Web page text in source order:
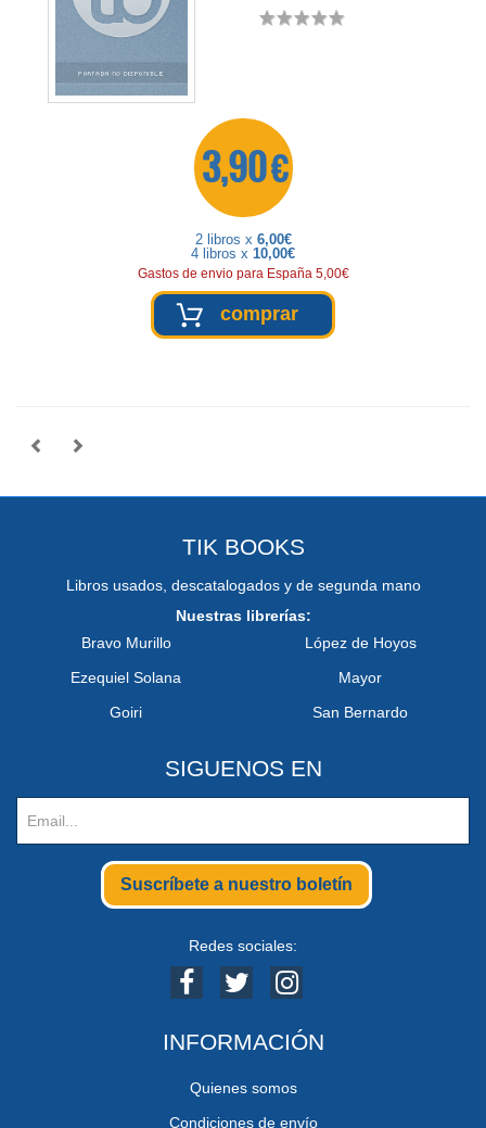
3,90 €
2 libros x 6,00€
4 libros x 10,00€
Gastos de envio para España 5,00€
comprar
TIK BOOKS
Libros usados, descatalogados y de segunda mano
Nuestras librerías:
Bravo Murillo
Ezequiel Solana
Goiri
López de Hoyos
Mayor
San Bernardo
SIGUENOS EN
Suscríbete a nuestro boletín
Redes sociales:
INFORMACIÓN
Quienes somos
Condiciones de envío